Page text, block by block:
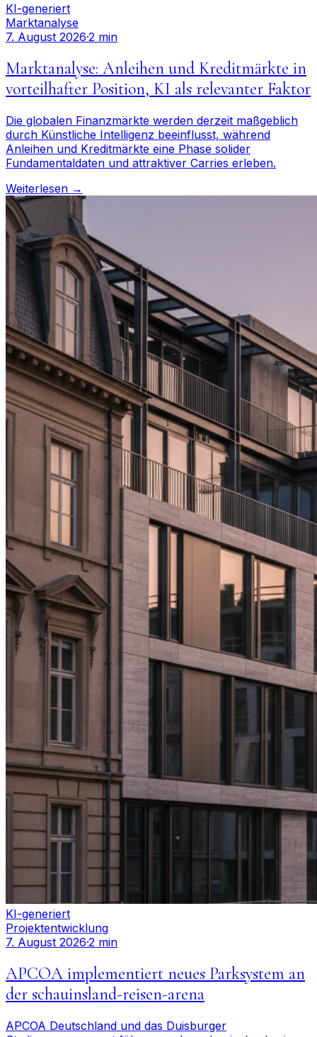
KI-generiert
Marktanalyse
7. August 2026·2 min
Marktanalyse: Anleihen und Kreditmärkte in
vorteilhafter Position, KI als relevanter Faktor
Die globalen Finanzmärkte werden derzeit maßgeblich
durch Künstliche Intelligenz beeinflusst, während
Anleihen und Kreditmärkte eine Phase solider
Fundamentaldaten und attraktiver Carries erleben.
Weiterlesen →
KI-generiert
Projektentwicklung
7. August 2026·2 min
APCOA implementiert neues Parksystem an
der schauinsland-reisen-arena
APCOA Deutschland und das Duisburger